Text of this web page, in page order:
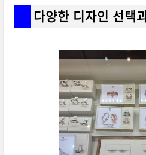
다양한 디자인 선택